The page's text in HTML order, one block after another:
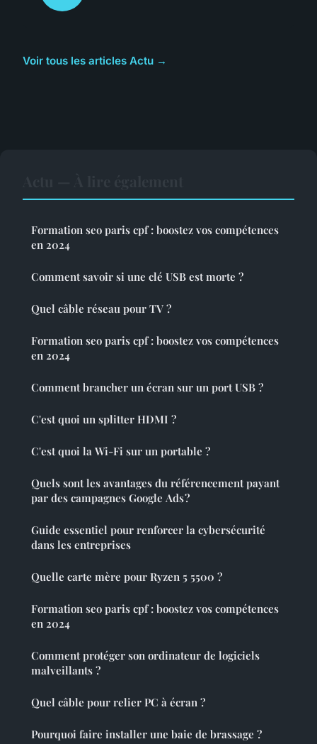
Voir tous les articles Actu →
Formation seo paris cpf : boostez vos compétences
en 2024
Comment savoir si une clé USB est morte ?
Quel câble réseau pour TV ?
Formation seo paris cpf : boostez vos compétences
en 2024
Comment brancher un écran sur un port USB ?
C'est quoi un splitter HDMI ?
C'est quoi la Wi-Fi sur un portable ?
Quels sont les avantages du référencement payant
par des campagnes Google Ads ?
Guide essentiel pour renforcer la cybersécurité
dans les entreprises
Quelle carte mère pour Ryzen 5 5500 ?
Formation seo paris cpf : boostez vos compétences
en 2024
Comment protéger son ordinateur de logiciels
malveillants ?
Quel câble pour relier PC à écran ?
Pourquoi faire installer une baie de brassage ?